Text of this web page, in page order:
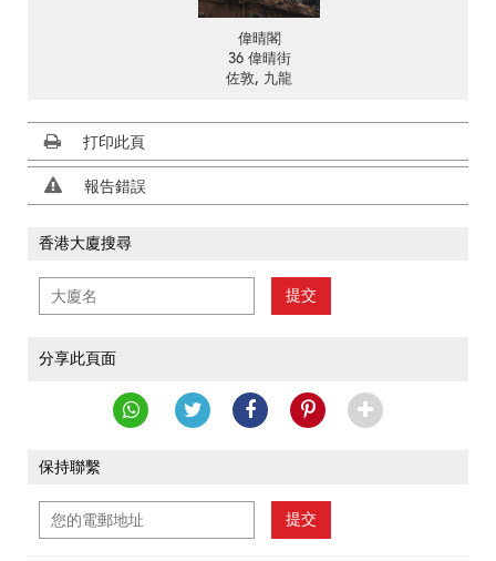
偉晴閣
36 偉晴街
佐敦, 九龍
打印此頁
報告錯誤
香港大廈搜尋
提交
分享此頁面
保持聯繫
提交